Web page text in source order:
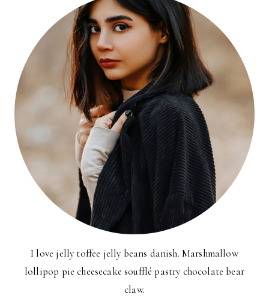
I love jelly toffee jelly beans danish. Marshmallow
lollipop pie cheesecake soufflé pastry chocolate bear
claw.